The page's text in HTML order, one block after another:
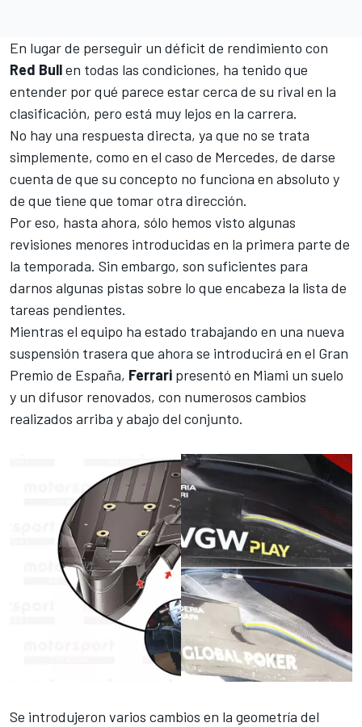
En lugar de perseguir un déficit de rendimiento con
Red Bullen todas las condiciones, ha tenido que
entender por qué parece estar cerca de su rival en la
clasificación, pero está muy lejos en la carrera.
No hay una respuesta directa, ya que no se trata
simplemente, como en el caso de Mercedes, de darse
cuenta de que su concepto no funciona en absoluto y
de que tiene que tomar otra dirección.
Por eso, hasta ahora, sólo hemos visto algunas
revisiones menores introducidas en la primera parte de
la temporada. Sin embargo, son suficientes para
darnos algunas pistas sobre lo que encabeza la lista de
tareas pendientes.
Mientras el equipo ha estado trabajando en una nueva
suspensión trasera que ahora se introducirá en el Gran
Premio de España, Ferrari presentó en Miami un suelo
y un difusor renovados, con numerosos cambios
realizados arriba y abajo del conjunto.
Se introdujeron varios cambios en la geometría del